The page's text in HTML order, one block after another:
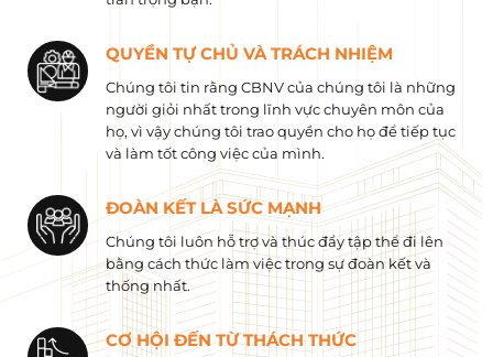
QUYỀN TỰ CHỦ VÀ TRÁCH NHIỆM
Chúng tôi tin rằng CBNV của chúng tôi là những
người giỏi nhất trong lĩnh vực chuyên môn của
họ, vì vậy chúng tôi trao quyền cho họ để tiếp tục
và làm tốt công việc của mình.
ĐOÀN KẾT LÀ SỨC MẠNH
Chúng tôi luôn hỗ trợ và thúc đẩy tập thể đi lên
bằng cách thức làm việc trong sự đoàn kết và
thống nhất.
CƠ HỘI ĐẾN TỪ THÁCH THỨC